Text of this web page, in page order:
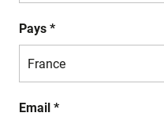
Pays *
Email *